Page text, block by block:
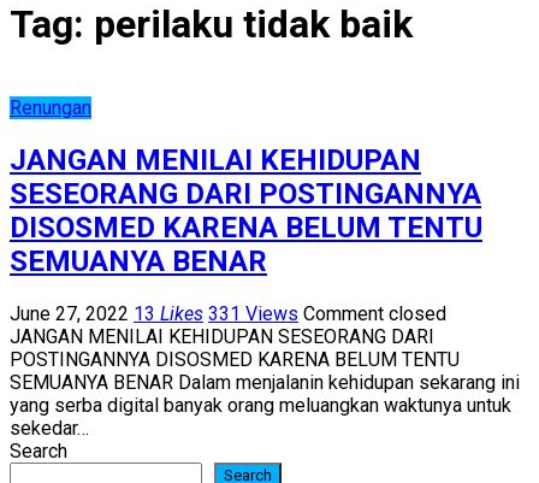
Tag: perilaku tidak baik
Renungan
JANGAN MENILAI KEHIDUPAN
SESEORANG DARI POSTINGANNYA
DISOSMED KARENA BELUM TENTU
SEMUANYA BENAR
June 27, 2022 13 Likes 331 Views Comment closed
JANGAN MENILAI KEHIDUPAN SESEORANG DARI
POSTINGANNYA DISOSMED KARENA BELUM TENTU
SEMUANYA BENAR Dalam menjalanin kehidupan sekarang ini
yang serba digital banyak orang meluangkan waktunya untuk
sekedar…
Search
Search